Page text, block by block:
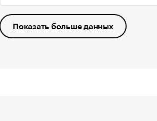
Показать больше данных